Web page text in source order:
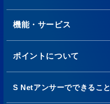
機能・サービス
ポイントについて
S Netアンサーでできること